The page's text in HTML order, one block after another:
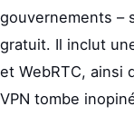
gouvernements –
gratuit. Il inclut
et WebRTC, ainsi
VPN tombe